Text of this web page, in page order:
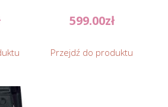
599.00zł
Przejdź do produktu